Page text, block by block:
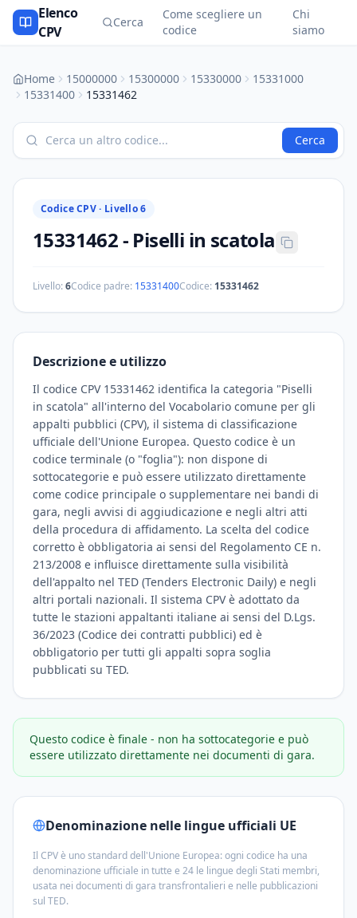
Elenco
CPV
Cerca
Come scegliere un
codice
Chi
siamo
Home 15000000 15300000 15330000
15331000
15331400
15331462
Cerca
Codice CPV · Livello 6
15331462- Piselli in scatola
Livello:6Codice padre: 15331400Codice: 15331462
Descrizione e utilizzo
Il codice CPV 15331462 identifica la categoria "Piselli
in scatola" all'interno del Vocabolario comune per gli
appalti pubblici (CPV), il sistema di classificazione
ufficiale dell'Unione Europea. Questo codice è un
codice terminale (o "foglia"): non dispone di
sottocategorie e può essere utilizzato direttamente
come codice principale o supplementare nei bandi di
gara, negli avvisi di aggiudicazione e negli altri atti
della procedura di affidamento. La scelta del codice
corretto è obbligatoria ai sensi del Regolamento CE n.
213/2008 e influisce direttamente sulla visibilità
dell'appalto nel TED (Tenders Electronic Daily) e negli
altri portali nazionali. Il sistema CPV è adottato da
tutte le stazioni appaltanti italiane ai sensi del D.Lgs.
36/2023 (Codice dei contratti pubblici) ed è
obbligatorio per tutti gli appalti sopra soglia
pubblicati su TED.
Questo codice è finale - non ha sottocategorie e può
essere utilizzato direttamente nei documenti di gara.
Denominazione nelle lingue ufficiali UE
Il CPV è uno standard dell'Unione Europea: ogni codice ha una
denominazione ufficiale in tutte e 24 le lingue degli Stati membri,
usata nei documenti di gara transfrontalieri e nelle pubblicazioni
sul TED.